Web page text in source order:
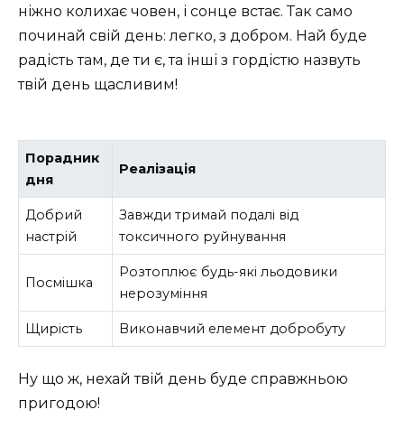
ніжно колихає човен, і сонце встає. Так само
починай свій день: легко, з добром. Най буде
радість там, де ти є, та інші з гордістю назвуть
твій день щасливим!
Порадник
дня
Реалізація
Добрий
настрій
Завжди тримай подалі від
токсичного руйнування
Посмішка
Розтоплює будь-які льодовики
нерозуміння
Щирість Виконавчий елемент добробуту
Ну що ж, нехай твій день буде справжньою
пригодою!